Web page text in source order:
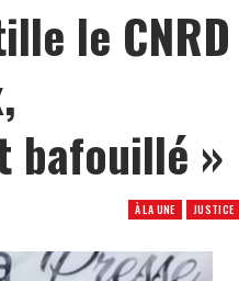
le CNRD
bafouillé »
À LA UNE JUSTICE